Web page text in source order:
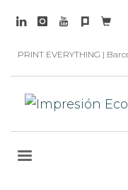
PRINT EVERYTHING |